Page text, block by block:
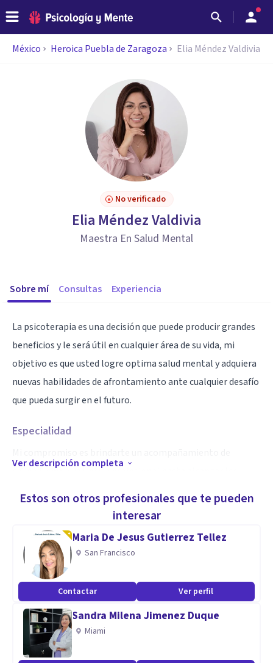
México Heroica Puebla de Zaragoza Elia Méndez Valdivia
No verificado
Elia Méndez Valdivia
Maestra En Salud Mental
Sobre mí Consultas Experiencia
La psicoterapia es una decisión que puede producir grandes
beneficios y le será útil en cualquier área de su vida, mi
objetivo es que usted logre optima salud mental y adquiera
nuevas habilidades de afrontamiento ante cualquier desafío
que pueda surgir en el futuro.
Especialidad
calidad, empatía y ética profesional hasta alcanzar los
las personas somos capaces de redirigir nuestras vidas
verte pronto en consulta y ayudarte en tu proceso de
cambio.
Aptitudes
Cuento con ocho años de experiencia clínica y forense
atendiendo a niños, adolescentes y adultos con problemas
de ansiedad, duelo, depresión, adicciones, problemas
Ver descripción completa
Estos son otros profesionales que te pueden
interesar
Maria De Jesus Gutierrez Tellez
San Francisco
Contactar Ver perfil
Sandra Milena Jimenez Duque
Miami